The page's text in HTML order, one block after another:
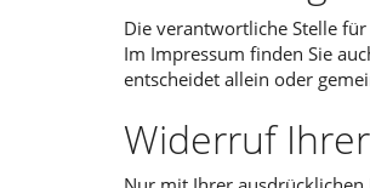
Die verantwortliche Stelle
Im Impressum finden Sie
entscheidet allein oder
Widerruf